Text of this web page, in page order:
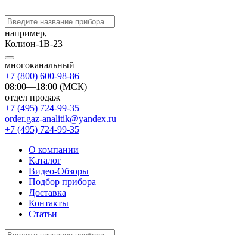
например,
Колион-1В-23
многоканальный
+7 (800) 600-98-86
08:00—18:00 (МСК)
отдел продаж
+7 (495) 724-99-35
order.gaz-analitik@yandex.ru
+7 (495) 724-99-35
О компании
Каталог
Видео-Обзоры
Подбор прибора
Доставка
Контакты
Статьи